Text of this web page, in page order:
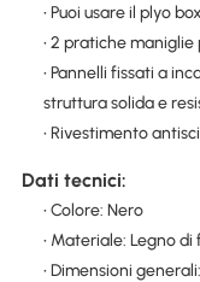
• Puoi usare il plyo
• 2 pratiche
• Pannelli fissati a
struttura solida e
• Rivestimento
Dati tecnici:
• Colore: Nero
• Materiale: Legno di
• Dimensioni